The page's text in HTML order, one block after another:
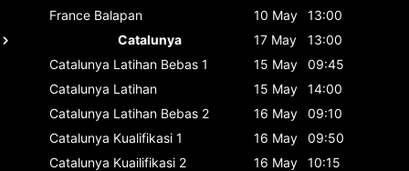
France Balapan 10 May
13:00
Catalunya
17 May
13:00
Catalunya Latihan Bebas 1 15 May
09:45
Catalunya Latihan 15 May
14:00
Catalunya Latihan Bebas 2 16 May
09:10
Catalunya Kualifikasi 1 16 May
09:50
Catalunya Kuailifikasi 2 16 May
10:15